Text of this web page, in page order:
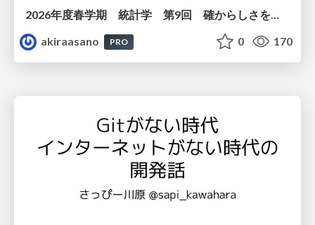
2026年度春学期 統計学 第9回 確からしさを記述する ー 確率 (2026. 5. 28)
akiraasano
PRO 0 170